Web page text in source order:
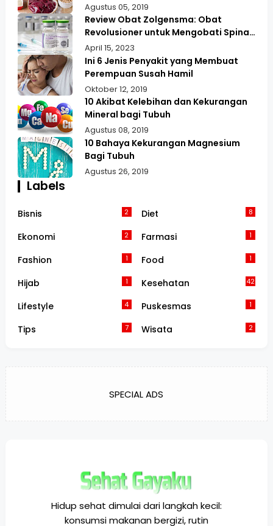
Agustus 05, 2019
Review Obat Zolgensma: Obat
Revolusioner untuk Mengobati Spinal
Muscular Atrophy (SMA)
April 15, 2023
Ini 6 Jenis Penyakit yang Membuat
Perempuan Susah Hamil
Oktober 12, 2019
10 Akibat Kelebihan dan Kekurangan
Mineral bagi Tubuh
Agustus 08, 2019
10 Bahaya Kekurangan Magnesium
Bagi Tubuh
Agustus 26, 2019
Labels
Bisnis 2 Diet 8
Ekonomi 2 Farmasi 1
Fashion 1 Food 1
Hijab 1 Kesehatan 42
Lifestyle 4 Puskesmas 1
Tips 7 Wisata 2
SPECIAL ADS
Hidup sehat dimulai dari langkah kecil:
konsumsi makanan bergizi, rutin